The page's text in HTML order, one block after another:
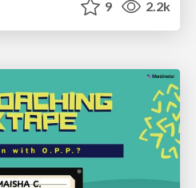
9 2.2k